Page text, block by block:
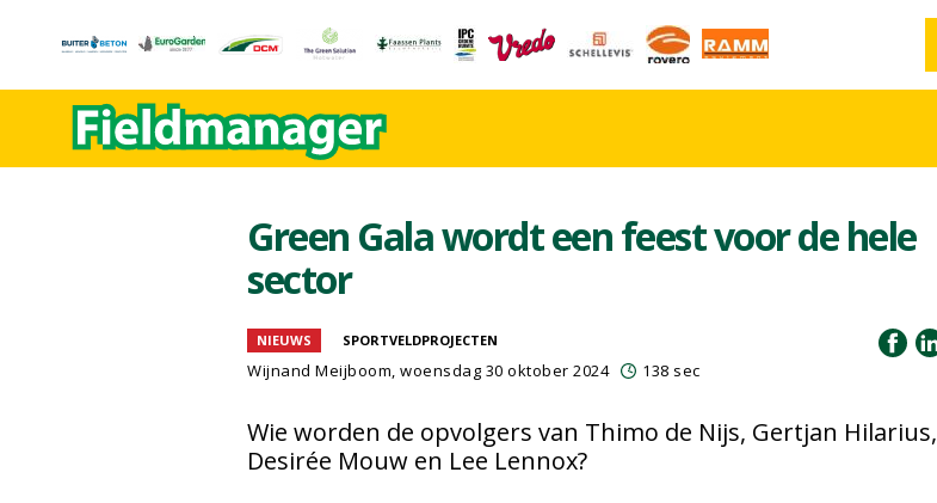
Green Gala wordt een feest voor de hele
sector
NIEUWS SPORTVELDPROJECTEN
Wijnand Meijboom, woensdag 30 oktober 2024 138 sec
Wie worden de opvolgers van Thimo de Nijs, Gertjan Hilarius,
Desirée Mouw en Lee Lennox?